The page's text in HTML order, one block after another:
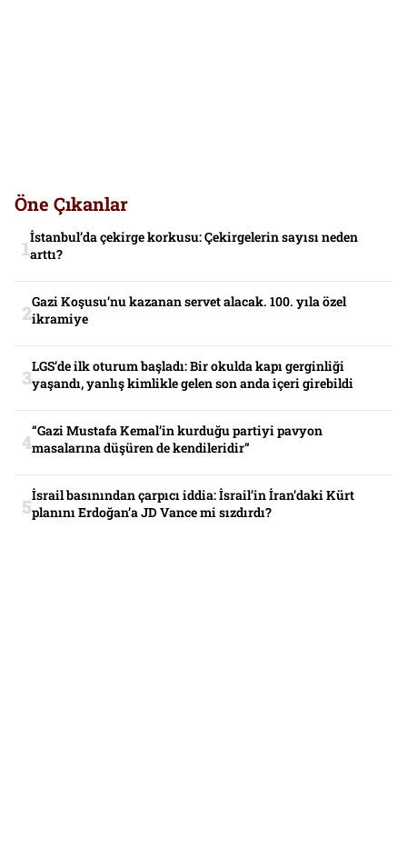
Öne Çıkanlar
İstanbul’da çekirge korkusu: Çekirgelerin sayısı neden
arttı?
Gazi Koşusu’nu kazanan servet alacak. 100. yıla özel
ikramiye
LGS’de ilk oturum başladı: Bir okulda kapı gerginliği
yaşandı, yanlış kimlikle gelen son anda içeri girebildi
“Gazi Mustafa Kemal’in kurduğu partiyi pavyon
masalarına düşüren de kendileridir”
İsrail basınından çarpıcı iddia: İsrail’in İran’daki Kürt
planını Erdoğan’a JD Vance mi sızdırdı?